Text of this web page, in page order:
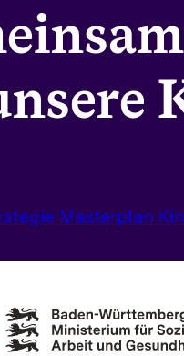
Masterplan